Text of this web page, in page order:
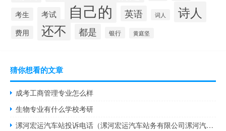
考生 考试 自己的 英语 词人 诗人
费用 还不 都是 银行 黄庭坚
猜你想看的文章
成考工商管理专业怎么样
生物专业有什么学校考研
漯河宏运汽车站投诉电话（漯河宏运汽车站务有限公司漯河汽车站）